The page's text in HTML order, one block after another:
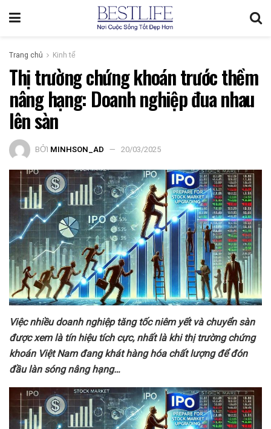
Trang chủ Kinh tế
Thị trường chứng khoán trước thềm
nâng hạng: Doanh nghiệp đua nhau
lên sàn
BỞI MINHSON_AD 20/03/2025
Việc nhiều doanh nghiệp tăng tốc niêm yết và chuyển sàn
được xem là tín hiệu tích cực, nhất là khi thị trường chứng
khoán Việt Nam đang khát hàng hóa chất lượng để đón
đầu làn sóng nâng hạng…